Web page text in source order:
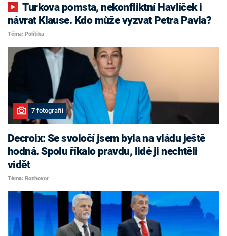
Turkova pomsta, nekonfliktní Havlíček i
návrat Klause. Kdo může vyzvat Petra Pavla?
Téma: Politika
7 fotografií
Decroix: Se svoločí jsem byla na vládu ještě
hodná. Spolu říkalo pravdu, lidé ji nechtěli
vidět
Téma: Rozhovor